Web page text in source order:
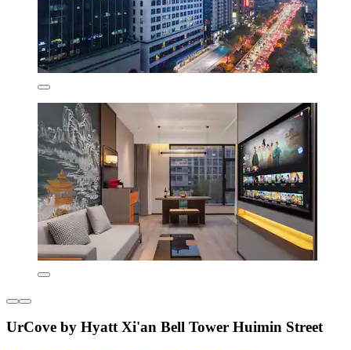
UrCove by Hyatt Xi'an Bell Tower Huimin Street